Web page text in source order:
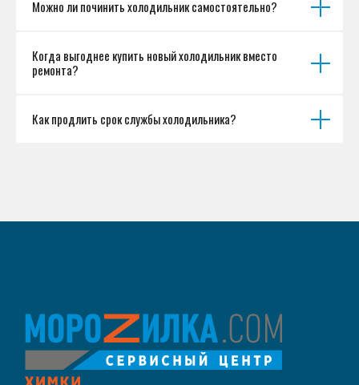
Можно ли починить холодильник самостоятельно?
Когда выгоднее купить новый холодильник вместо
ремонта?
Как продлить срок службы холодильника?